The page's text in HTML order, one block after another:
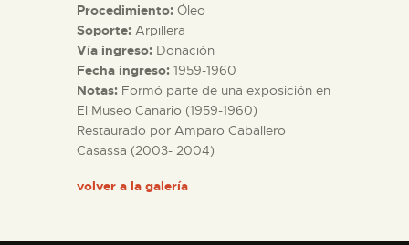
COLECCIONES
DIDÁCTICA
ESPAÑOL
Procedimiento: Óleo
Soporte: Arpillera
Vía ingreso: Donación
Fecha ingreso: 1959-1960
Notas: Formó parte de una exposición en
El Museo Canario (1959-1960)
Restaurado por Amparo Caballero
Casassa (2003- 2004)
volver a la galería